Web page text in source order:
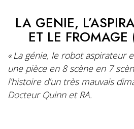
LA GENIE,
ET LE FROMAGE
«Lagénie, le robot aspirateur
une pièce en 8 scèneen 7
l’histoire d’un très mauvais d
Docteur Quinn et RA.